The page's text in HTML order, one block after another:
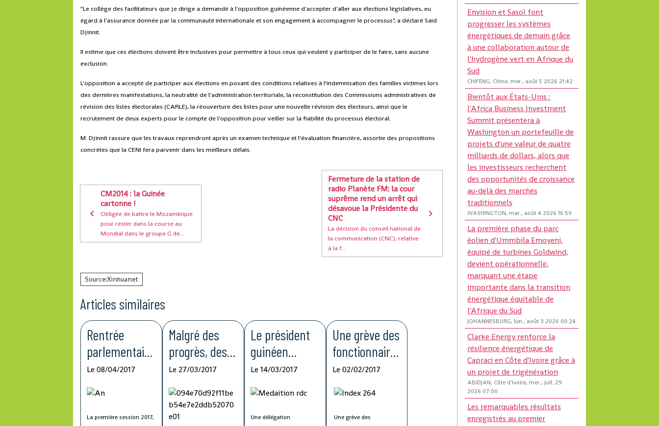
"Le collège des facilitateurs que je dirige a demandé à l'opposition guinéenne d'accepter d'aller aux élections législatives, eu
égard à l'assurance donnée par la communauté internationale et son engagement à accompagner le processus", a déclaré Said
Djinnit.
Il estime que ces élections doivent être inclusives pour permettre à tous ceux qui veulent y participer de le faire, sans aucune
exclusion.
L'opposition a accepté de participer aux élections en posant des conditions relatives à l'indemnisation des familles victimes lors
des dernières manifestations, la neutralité de l'administration territoriale, la reconstitution des Commissions administratives de
révision des listes électorales (CARLE), la réouverture des listes pour une nouvelle révision des électeurs, ainsi que le
recrutement de deux experts pour le compte de l'opposition pour veiller sur la fiabilité du processus électoral.
M. Djinnit rassure que les travaux reprendront après un examen technique et l'évaluation financière, assortie des propositions
concrètes que la CENI fera parvenir dans les meilleurs délais.
CM2014 : la Guinée
cartonne !
Obligée de battre le Mozambique
pour rester dans la course au
Mondial dans le groupe G de...
Fermeture de la station de
radio Planète FM: la cour
suprême rend un arrêt qui
désavoue la Présidente du
CNC
La décision du conseil national de
la communication (CNC), relative
à la f...
Source:Xinhuanet
Articles similaires
Rentrée
parlementaire
2017
Le 08/04/2017
La première session 2017,
Malgré des
progrès, des
lacunes
subsistent
dans la lutte
contre
Le 27/03/2017
Le président
guinéen
sollicité dans
la résolution
de la crise
politique en
Le 14/03/2017
Une délégation
Une grève des
fonctionnaires
paralyse
l'administratio
n guinéenne
Le 02/02/2017
Une grève des
Envision et Sasol font
progresser les systèmes
énergétiques de demain grâce
à une collaboration autour de
l'hydrogène vert en Afrique du
Sud
CHIFENG, Chine, mer., août 5 2026 21:42
Bientôt aux États-Unis :
l'Africa Business Investment
Summit présentera à
Washington un portefeuille de
projets d'une valeur de quatre
milliards de dollars, alors que
les investisseurs recherchent
des opportunités de croissance
au-delà des marchés
traditionnels
WASHINGTON, mar., août 4 2026 16:59
La première phase du parc
éolien d'Ummbila Emoyeni,
équipé de turbines Goldwind,
devient opérationnelle,
marquant une étape
importante dans la transition
énergétique équitable de
l'Afrique du Sud
JOHANNESBURG, lun., août 3 2026 00:24
Clarke Energy renforce la
résilience énergétique de
Capraci en Côte d'Ivoire grâce à
un projet de trigénération
ABIDJAN, Côte d'Ivoire, mer., juil. 29
2026 07:00
Les remarquables résultats
enregistrés au premier